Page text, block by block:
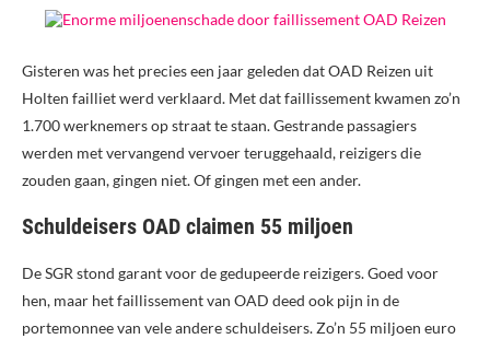
Gisteren was het precies een jaar geleden dat OAD Reizen uit
Holten failliet werd verklaard. Met dat faillissement kwamen zo’n
1.700 werknemers op straat te staan. Gestrande passagiers
werden met vervangend vervoer teruggehaald, reizigers die
zouden gaan, gingen niet. Of gingen met een ander.
Schuldeisers OAD claimen 55 miljoen
De SGR stond garant voor de gedupeerde reizigers. Goed voor
hen, maar het faillissement van OAD deed ook pijn in de
portemonnee van vele andere schuldeisers. Zo’n 55 miljoen euro